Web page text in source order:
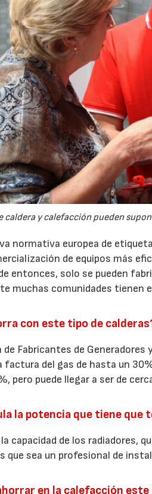
caldera y calefacción pueden
normativa europea de
de equipos más
entonces, solo se pueden
muchas comunidades tienen
con este tipo de
Fabricantes de
factura del gas de hasta un
pero puede llegar a ser de
la potencia que tiene que
capacidad de los radiadores,
que sea un profesional de
en la calefacción